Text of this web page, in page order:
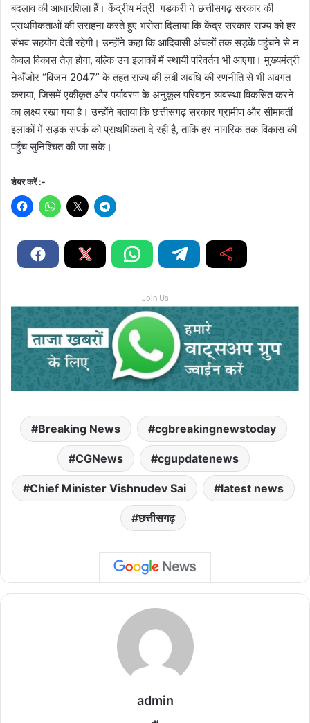
बदलाव की आधारशिला हैं। केंद्रीय मंत्री गडकरी ने छत्तीसगढ़ सरकार की
प्राथमिकताओं की सराहना करते हुए भरोसा दिलाया कि केंद्र सरकार राज्य को हर
संभव सहयोग देती रहेगी। उन्होंने कहा कि आदिवासी अंचलों तक सड़कें पहुंचने से न
केवल विकास तेज़ होगा, बल्कि उन इलाकों में स्थायी परिवर्तन भी आएगा। मुख्यमंत्री
नेअँजोर “विजन 2047” के तहत राज्य की लंबी अवधि की रणनीति से भी अवगत
कराया, जिसमें एकीकृत और पर्यावरण के अनुकूल परिवहन व्यवस्था विकसित करने
का लक्ष्य रखा गया है। उन्होंने बताया कि छत्तीसगढ़ सरकार ग्रामीण और सीमावर्ती
इलाकों में सड़क संपर्क को प्राथमिकता दे रही है, ताकि हर नागरिक तक विकास की
पहुँच सुनिश्चित की जा सके।
शेयर करें :-
Join Us
Breaking News cgbreakingnewstoday
CGNews cgupdatenews
Chief Minister Vishnudev Sai latest news
छत्तीसगढ़
admin